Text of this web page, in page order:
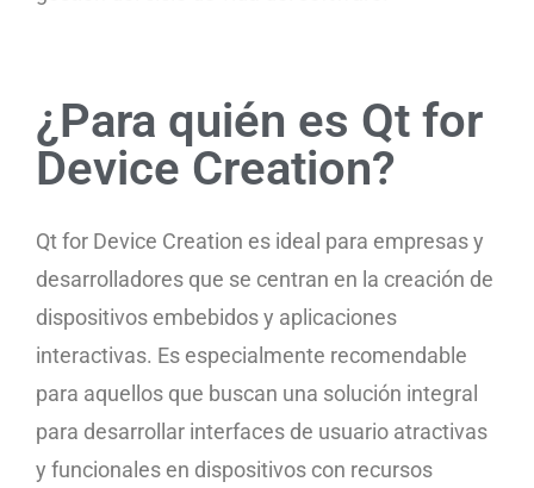
¿Para quién es Qt for
Device Creation?
Qt for Device Creation es ideal para empresas y
desarrolladores que se centran en la creación de
dispositivos embebidos y aplicaciones
interactivas. Es especialmente recomendable
para aquellos que buscan una solución integral
para desarrollar interfaces de usuario atractivas
y funcionales en dispositivos con recursos